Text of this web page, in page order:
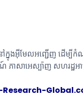
ងអ៊ីមែលអញ្ជើញ ដើម្បី
សាអេស្ប៉ាញ សហរដ្ឋអា